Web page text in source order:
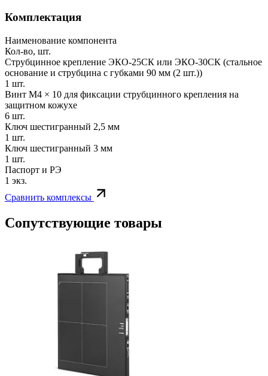
Комплектация
Наименование компонента
Кол-во, шт.
Струбцинное крепление ЭКО-25СК или ЭКО-30СК (стальное
основание и струбцина с губками 90 мм (2 шт.))
1 шт.
Винт М4 × 10 для фиксации струбцинного крепления на
защитном кожухе
6 шт.
Ключ шестигранный 2,5 мм
1 шт.
Ключ шестигранный 3 мм
1 шт.
Паспорт и РЭ
1 экз.
Сравнить комплексы
Сопутствующие товары